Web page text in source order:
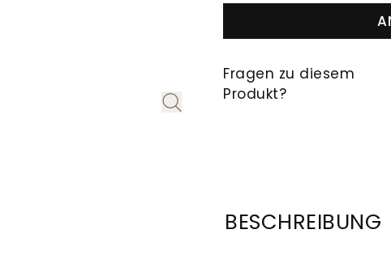
Fragen zu diesem
Produkt?
BESCHREIBUNG